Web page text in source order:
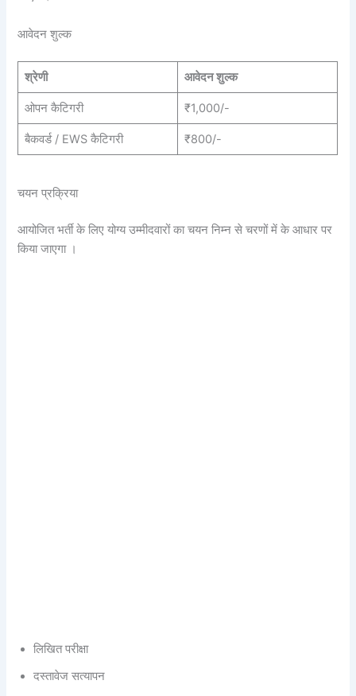
आवेदन शुल्क
श्रेणी आवेदन शुल्क
ओपन कैटिगरी ₹1,000/-
बैकवर्ड / EWS कैटिगरी ₹800/-
चयन प्रक्रिया
आयोजित भर्ती के लिए योग्य उम्मीदवारों का चयन निम्न से चरणों में के आधार पर
किया जाएगा ।
लिखित परीक्षा
दस्तावेज सत्यापन